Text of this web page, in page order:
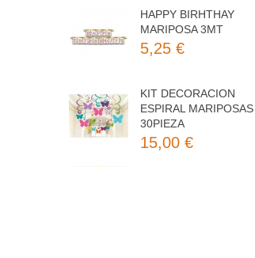
HAPPY BIRHTHAY
MARIPOSA 3MT
5,25 €
KIT DECORACION
ESPIRAL MARIPOSAS
30PIEZA
15,00 €